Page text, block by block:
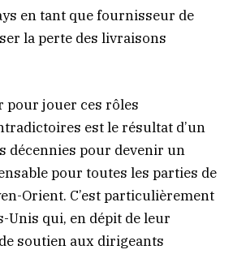
en tant que fournisseur de
la perte des livraisons
pour jouer ces rôles
est le résultat d’un
décennies pour devenir un
pour toutes les parties de
Orient. C’est particulièrement
Unis qui, en dépit de leur
soutien aux dirigeants